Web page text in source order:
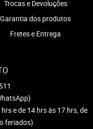
Trocas e Devoluções
Garantia dos produtos
Fretes e Entrega
e de 14 hrs às 17 hrs, de
feriados)